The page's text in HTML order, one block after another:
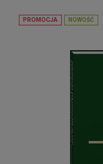
ustroju
Kodeks
Ordynacja
kolegia
egzekucyjne w
88,11 zł
Najniższa cena:
PROMOCJA NOWOŚĆ